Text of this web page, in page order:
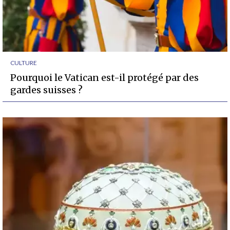
CULTURE
Pourquoi le Vatican est-il protégé par des
gardes suisses ?